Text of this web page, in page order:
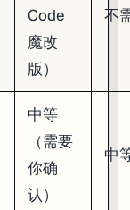
Code
魔改
版）
不
中等
（需要
你确
认）
中